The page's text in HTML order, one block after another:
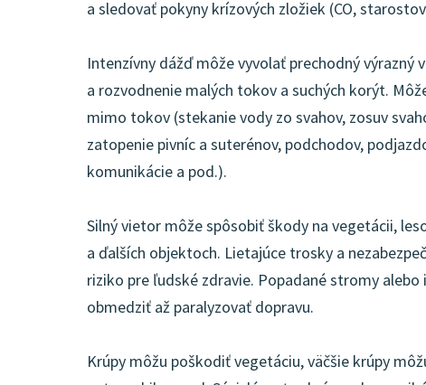
a sledovať pokyny krízových zložiek (CO,
Intenzívny dážď môže vyvolať prechodný výrazný
a rozvodnenie malých tokov a suchých korýt.
mimo tokov (stekanie vody zo svahov, zosuv
zatopenie pivníc a suterénov, podchodov,
komunikácie a pod.).
Silný vietor môže spôsobiť škody na vegetácii,
a ďalších objektoch. Lietajúce trosky a
riziko pre ľudské zdravie. Popadané stromy
obmedziť až paralyzovať dopravu.
Krúpy môžu poškodiť vegetáciu, väčšie krúpy